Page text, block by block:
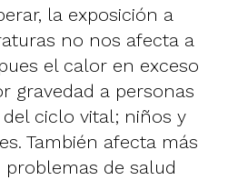
la exposición a
no nos afecta a
el calor en exceso
gravedad a personas
ciclo vital; niños y
También afecta más
de salud